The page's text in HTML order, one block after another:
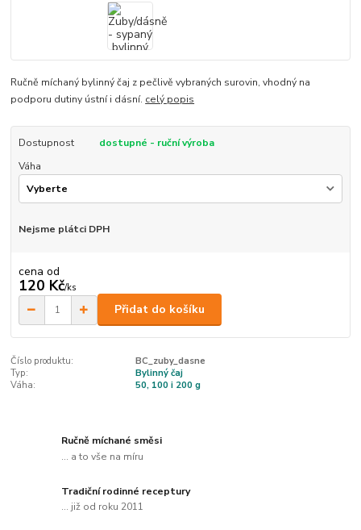
Ručně míchaný bylinný čaj z pečlivě vybraných surovin, vhodný na
podporu dutiny ústní i dásní. celý popis
Dostupnost
dostupné - ruční výroba
Váha
Nejsme plátci DPH
cena od
120 Kč/ks
Přidat do košíku
Číslo produktu:
BC_zuby_dasne
Typ:
Bylinný čaj
Váha:
50, 100 i 200 g
Ručně míchané směsi
... a to vše na míru
Tradiční rodinné receptury
... již od roku 2011